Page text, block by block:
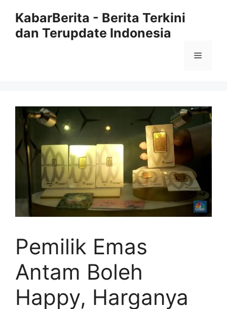
KabarBerita - Berita Terkini
dan Terupdate Indonesia
Menu
Pemilik Emas
Antam Boleh
Happy, Harganya